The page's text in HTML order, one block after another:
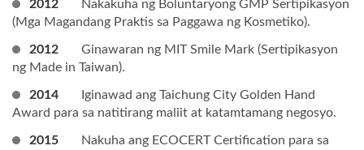
2012
Nakakuha ng Boluntaryong GMP Sertipikasyon
(Mga Magandang Praktis sa Paggawa ng Kosmetiko).
2012
Ginawaran ng MIT Smile Mark (Sertipikasyon
ng Made in Taiwan).
2014
Iginawad ang Taichung City Golden Hand
Award para sa natitirang maliit at katamtamang negosyo.
2015
Nakuha ang ECOCERT Certification para sa